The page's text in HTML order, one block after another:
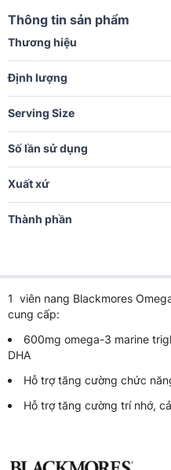
Thông tin sản phẩm
Thương hiệu
Định lượng
Serving Size
Số lần sử dụng
Xuất xứ
Thành phần
1 viên nang Blackmores
cung cấp:
600mg omega-3 marine
DHA
Hỗ trợ tăng cường chức
Hỗ trợ tăng cường trí nhớ,